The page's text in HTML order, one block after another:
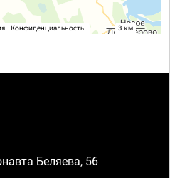
Беляева, 56